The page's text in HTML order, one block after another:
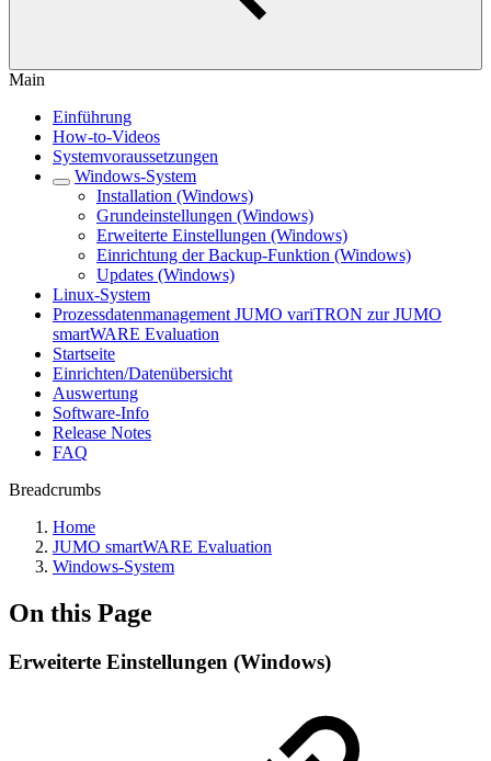
Main
Einführung
How-to-Videos
Systemvoraussetzungen
Windows-System
Installation (Windows)
Grundeinstellungen (Windows)
Erweiterte Einstellungen (Windows)
Einrichtung der Backup-Funktion (Windows)
Updates (Windows)
Linux-System
Prozessdatenmanagement JUMO variTRON zur JUMO
smartWARE Evaluation
Startseite
Einrichten/Datenübersicht
Auswertung
Software-Info
Release Notes
FAQ
Breadcrumbs
Home
JUMO smartWARE Evaluation
Windows-System
On this Page
Erweiterte Einstellungen (Windows)